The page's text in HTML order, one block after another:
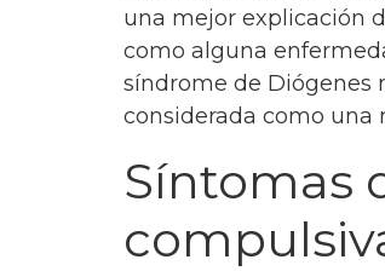
una mejor explicación
como alguna
síndrome de Diógenes
considerada como una
Síntomas